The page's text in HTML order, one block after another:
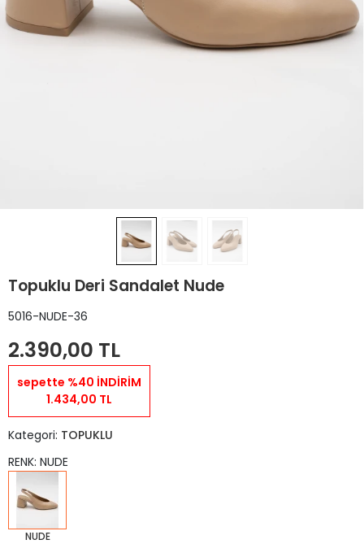
Topuklu Deri Sandalet Nude
5016-NUDE-36
2.390,00 TL
sepette %40 İNDİRİM
1.434,00 TL
Kategori: TOPUKLU
RENK: NUDE
NUDE